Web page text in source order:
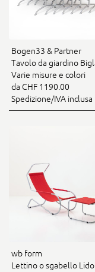
Bogen33 & Partner
Tavolo da giardino
Varie misure e colori
da CHF 1190.00
Spedizione/IVA inclusa
wb form
Lettino o sgabello